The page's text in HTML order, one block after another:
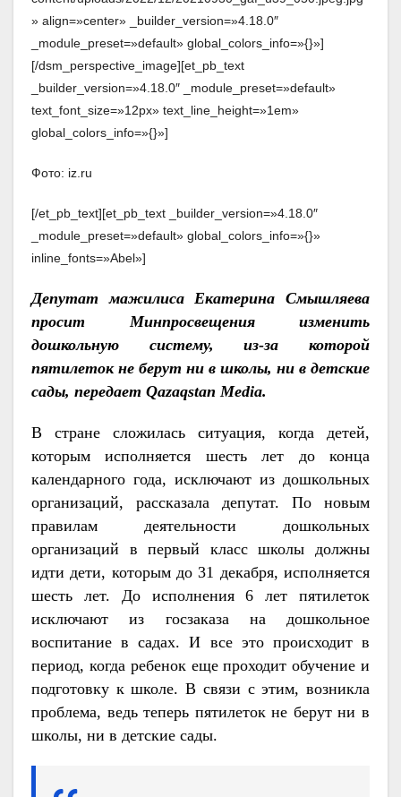
» align=»center» _builder_version=»4.18.0″
_module_preset=»default» global_colors_info=»{}»]
[/dsm_perspective_image][et_pb_text
_builder_version=»4.18.0″ _module_preset=»default»
text_font_size=»12px» text_line_height=»1em»
global_colors_info=»{}»]
Фото: iz.ru
[/et_pb_text][et_pb_text _builder_version=»4.18.0″
_module_preset=»default» global_colors_info=»{}»
inline_fonts=»Abel»]
Депутат мажилиса Екатерина Смышляева
просит Минпросвещения изменить
дошкольную систему, из-за которой
пятилеток не берут ни в школы, ни в детские
сады, передает Qazaqstan Media.
В стране сложилась ситуация, когда детей,
которым исполняется шесть лет до конца
календарного года, исключают из дошкольных
организаций, рассказала депутат. По новым
правилам деятельности дошкольных
организаций в первый класс школы должны
идти дети, которым до 31 декабря, исполняется
шесть лет. До исполнения 6 лет пятилеток
исключают из госзаказа на дошкольное
воспитание в садах. И все это происходит в
период, когда ребенок еще проходит обучение и
подготовку к школе. В связи с этим, возникла
проблема, ведь теперь пятилеток не берут ни в
школы, ни в детские сады.